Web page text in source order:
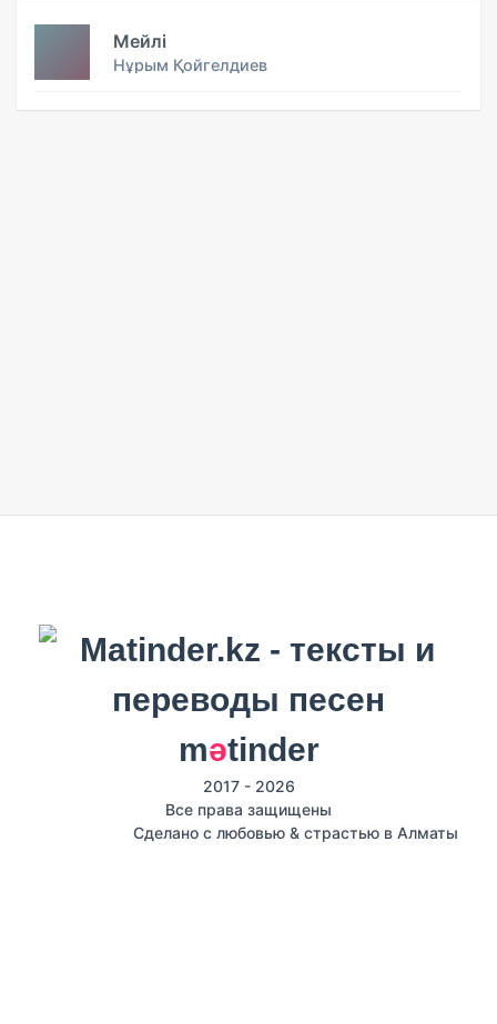
Мейлі
Нұрым Қойгелдиев
mәtinder
2017 - 2026
Все права защищены
Сделано с любовью & страстью в Алматы